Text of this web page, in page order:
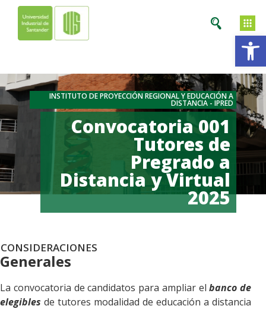
INSTITUTO DE PROYECCIÓN REGIONAL Y EDUCACIÓN A
DISTANCIA - IPRED
Convocatoria 001
Tutores de
Pregrado a
Distancia y Virtual
2025
CONSIDERACIONES
Generales
La convocatoria de candidatos para ampliar elbanco de
elegibles de tutores modalidad de educación a distancia